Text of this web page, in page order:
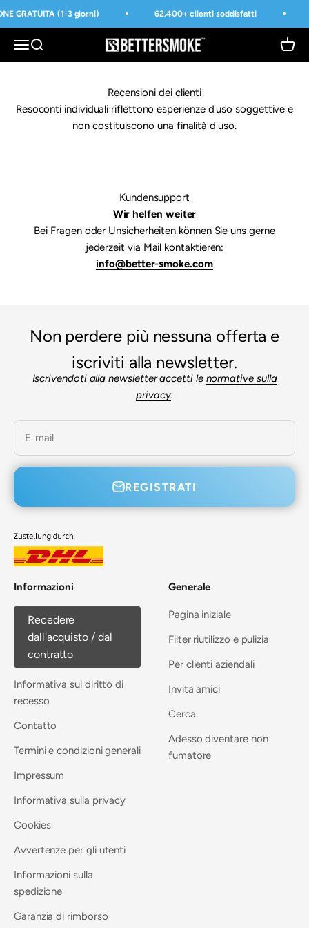
Vai al contenuto
GRATUITA (1-3 giorni) 62.400+ clienti soddisfatti
Apri il menu di navigazione
Mostra il menu di ricerca
BetterSmoke™
Recensioni dei clienti
Resoconti individuali riflettono esperienze d'uso soggettive e
non costituiscono una finalità d'uso.
Kundensupport
Wir helfen weiter
Bei Fragen oder Unsicherheiten können Sie uns gerne
jederzeit via Mail kontaktieren:
info@better-smoke.com
Non perdere più nessuna offerta e
iscriviti alla newsletter.
Iscrivendoti alla newsletter accetti le normative sulla
privacy.
E-mail
REGISTRATI
Informazioni
Recedere
dall'acquisto / dal
contratto
Informativa sul diritto di
recesso
Contatto
Termini e condizioni generali
Impressum
Informativa sulla privacy
Cookies
Avvertenze per gli utenti
Informazioni sulla
spedizione
Garanzia di rimborso
Generale
Pagina iniziale
Filter riutilizzo e pulizia
Per clienti aziendali
Invita amici
Cerca
Adesso diventare non
fumatore